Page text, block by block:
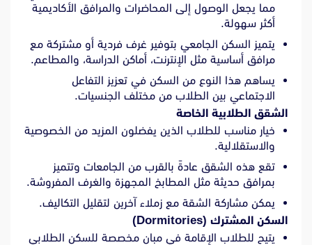
مما يجعل الوصول إلى المحاضرات والمرافق الأكاديمية
أكثر سهولة.
يتميز السكن الجامعي بتوفير غرف فردية أو مشتركة مع
مرافق أساسية مثل الإنترنت، أماكن الدراسة، والمطاعم.
يساهم هذا النوع من السكن في تعزيز التفاعل
الاجتماعي بين الطلاب من مختلف الجنسيات.
الشقق الطلابية الخاصة
خيار مناسب للطلاب الذين يفضلون المزيد من الخصوصية
والاستقلالية.
تقع هذه الشقق عادةً بالقرب من الجامعات وتتميز
بمرافق حديثة مثل المطابخ المجهزة والغرف المفروشة.
يمكن مشاركة الشقة مع زملاء آخرين لتقليل التكاليف.
السكن المشترك (Dormitories)
يتيح للطلاب الإقامة في مبانٍ مخصصة للسكن الطلابي